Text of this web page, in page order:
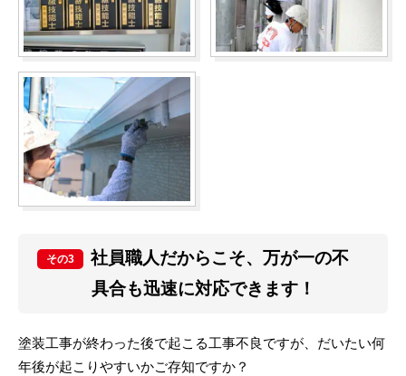
その3
社員職人だからこそ、万が一の不
具合も迅速に対応できます！
塗装工事が終わった後で起こる工事不良ですが、だいたい何
年後が起こりやすいかご存知ですか？